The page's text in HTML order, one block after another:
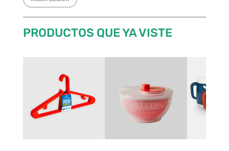
PRODUCTOS QUE YA VISTE